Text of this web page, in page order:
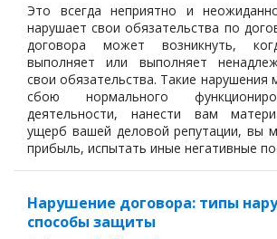
Это всегда неприятно и
нарушает свои обязательства по
договора может возникнуть,
выполняет или выполняет
свои обязательства. Такие нарушения
сбою нормального
деятельности, нанести вам
ущерб вашей деловой репутации, вы
прибыль, испытать иные негативные
Нарушение договора: типы
способы защиты